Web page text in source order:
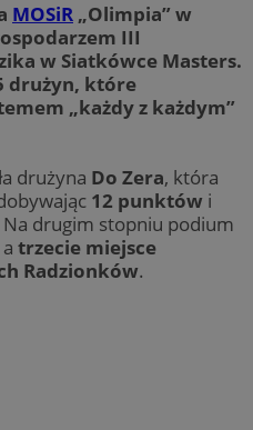
MOSiR „Olimpia” w
III
w Siatkówce Masters.
drużyn, które
„każdy z każdym”
drużyna Do Zera, która
12 punktów i
drugim stopniu podium
trzecie miejsce
Radzionków.